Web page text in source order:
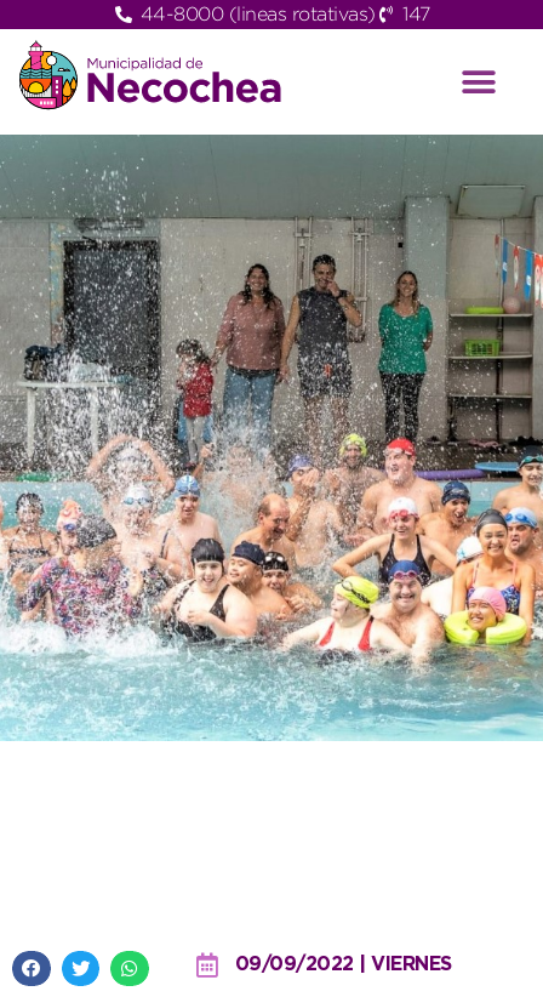
44-8000 (lineas rotativas) 147
09/09/2022 | VIERNES